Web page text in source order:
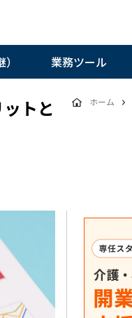
業務ツール
トと
ホーム